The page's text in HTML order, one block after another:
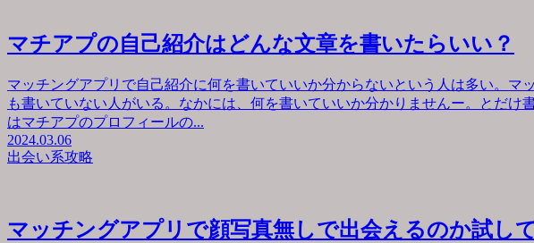
マチアプの自己紹介はどんな文章を書いたらいい？
マッチングアプリで自己紹介に何を書いていいか分からないという人は多い。マ
も書いていない人がいる。なかには、何を書いていいか分かりませんー。とだけ
はマチアプのプロフィールの...
2024.03.06
出会い系攻略
マッチングアプリで顔写真無しで出会えるのか試し